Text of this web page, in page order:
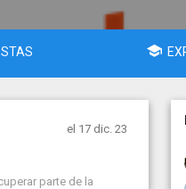
el 17 dic. 23
parte de la